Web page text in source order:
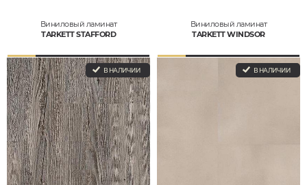
Виниловый ламинат
TARKETT STAFFORD
В НАЛИЧИИ
Виниловый ламинат
TARKETT WINDSOR
В НАЛИЧИИ